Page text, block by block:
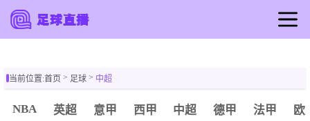
西甲
当前位置:首页 足球 中超
NBA 英超 意甲 西甲 中超 德甲 法甲 欧